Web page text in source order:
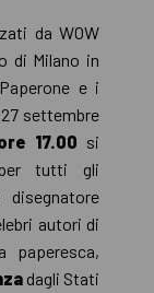
da WOW
di Milano in
e i
settembre
17.00 si
tutti gli
autori di
dagli Stati